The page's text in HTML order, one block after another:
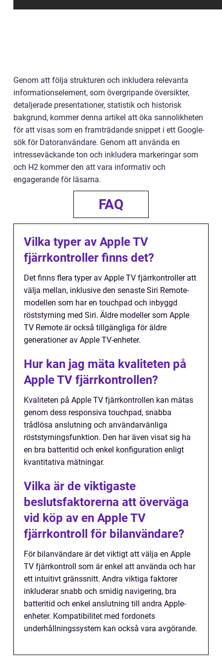
Genom att följa strukturen och inkludera relevanta
informationselement, som övergripande översikter,
detaljerade presentationer, statistik och historisk
bakgrund, kommer denna artikel att öka sannolikheten
för att visas som en framträdande snippet i ett Google-
sök för Datoranvändare. Genom att använda en
intresseväckande ton och inkludera markeringar som
och H2 kommer den att vara informativ och
engagerande för läsarna.
FAQ
Vilka typer av Apple TV
fjärrkontroller finns det?
Det finns flera typer av Apple TV fjärrkontroller att
välja mellan, inklusive den senaste Siri Remote-
modellen som har en touchpad och inbyggd
röststyrning med Siri. Äldre modeller som Apple
TV Remote är också tillgängliga för äldre
generationer av Apple TV-enheter.
Hur kan jag mäta kvaliteten på
Apple TV fjärrkontrollen?
Kvaliteten på Apple TV fjärrkontrollen kan mätas
genom dess responsiva touchpad, snabba
trådlösa anslutning och användarvänliga
röststyrningsfunktion. Den har även visat sig ha
en bra batteritid och enkel konfiguration enligt
kvantitativa mätningar.
Vilka är de viktigaste
beslutsfaktorerna att överväga
vid köp av en Apple TV
fjärrkontroll för bilanvändare?
För bilanvändare är det viktigt att välja en Apple
TV fjärrkontroll som är enkel att använda och har
ett intuitivt gränssnitt. Andra viktiga faktorer
inkluderar snabb och smidig navigering, bra
batteritid och enkel anslutning till andra Apple-
enheter. Kompatibilitet med fordonets
underhållningssystem kan också vara avgörande.